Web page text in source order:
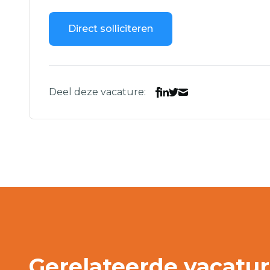
Direct solliciteren
Deel deze vacature: